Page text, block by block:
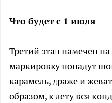
Что будет с 1 июля
Третий этап намечен
маркировку попадут
карамель, драже и
образом, к лету вся